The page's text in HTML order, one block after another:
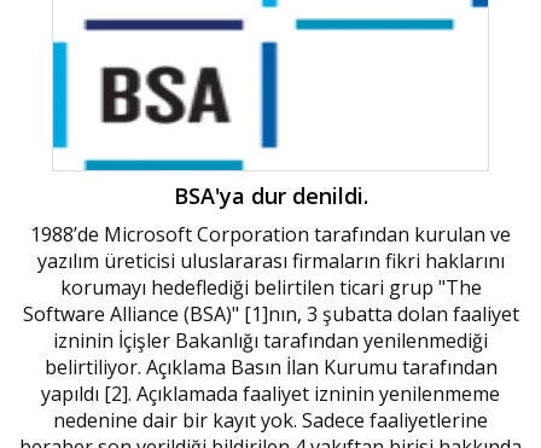
BSA'ya dur denildi.
1988’de Microsoft Corporation tarafından kurulan ve
yazılım üreticisi uluslararası firmaların fikri haklarını
korumayı hedeflediği belirtilen ticari grup "The
Software Alliance (BSA)" [1]nın, 3 şubatta dolan faaliyet
izninin İçişler Bakanlığı tarafından yenilenmediği
belirtiliyor. Açıklama Basın İlan Kurumu tarafından
yapıldı [2]. Açıklamada faaliyet izninin yenilenmeme
nedenine dair bir kayıt yok. Sadece faaliyetlerine